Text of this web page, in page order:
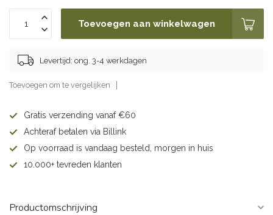
Toevoegen aan winkelwagen
Levertijd: ong. 3-4 werkdagen
Toevoegen om te vergelijken
Gratis verzending vanaf €60
Achteraf betalen via Billink
Op voorraad is vandaag besteld, morgen in huis
10.000+ tevreden klanten
Productomschrijving